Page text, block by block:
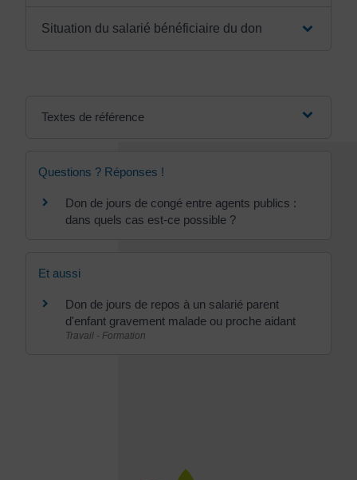
Situation du salarié bénéficiaire du don
Textes de référence
Questions ? Réponses !
Don de jours de congé entre agents publics :
dans quels cas est-ce possible ?
Et aussi
Don de jours de repos à un salarié parent
d'enfant gravement malade ou proche aidant
Travail - Formation